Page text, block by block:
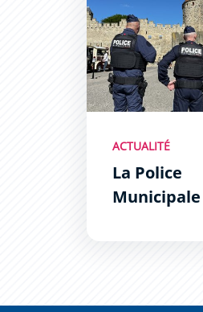
ACTUALITÉ
La Police